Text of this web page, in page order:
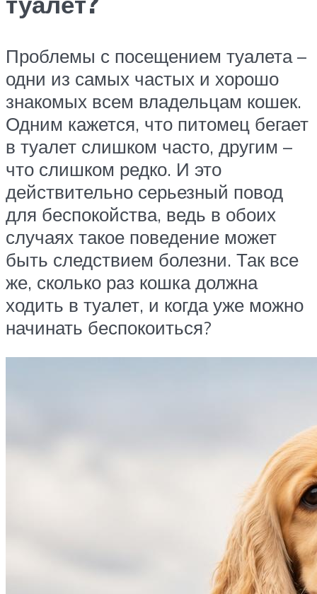
Проблемы с посещением туалета –
одни из самых частых и хорошо
знакомых всем владельцам кошек.
Одним кажется, что питомец бегает
в туалет слишком часто, другим –
что слишком редко. И это
действительно серьезный повод
для беспокойства, ведь в обоих
случаях такое поведение может
быть следствием болезни. Так все
же, сколько раз кошка должна
ходить в туалет, и когда уже можно
начинать беспокоиться?